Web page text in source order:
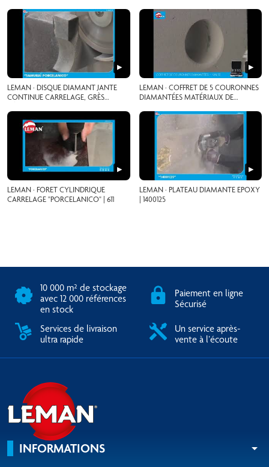
▶
LEMAN · DISQUE DIAMANT JANTE
CONTINUE CARRELAGE, GRÈS
▶
LEMAN · COFFRET DE 5 COURONNES
DIAMANTÉES MATÉRIAUX DE
▶
LEMAN · FORET CYLINDRIQUE
CARRELAGE "PORCELANICO" | 611
▶
LEMAN · PLATEAU DIAMANTE EPOXY
| 1400125
10 000 m² de stockage
avec 12 000 références
en stock
Paiement en ligne
Sécurisé
Services de livraison
ultra rapide
Un service après-
vente à l’écoute
INFORMATIONS arrow_drop_down